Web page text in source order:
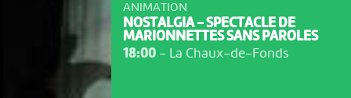
ANIMATION
NOSTALGIA - SPECTACLE DE
MARIONNETTES SANS PAROLES
18:00- La Chaux-de-Fonds